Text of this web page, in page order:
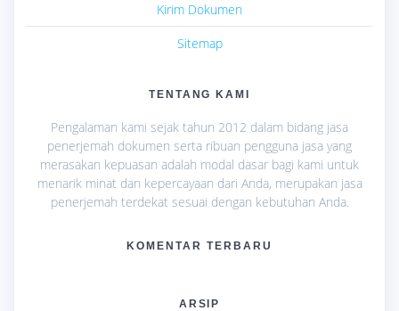
Kirim Dokumen
Sitemap
TENTANG KAMI
Pengalaman kami sejak tahun 2012 dalam bidang jasa
penerjemah dokumen serta ribuan pengguna jasa yang
merasakan kepuasan adalah modal dasar bagi kami untuk
menarik minat dan kepercayaan dari Anda, merupakan jasa
penerjemah terdekat sesuai dengan kebutuhan Anda.
KOMENTAR TERBARU
ARSIP